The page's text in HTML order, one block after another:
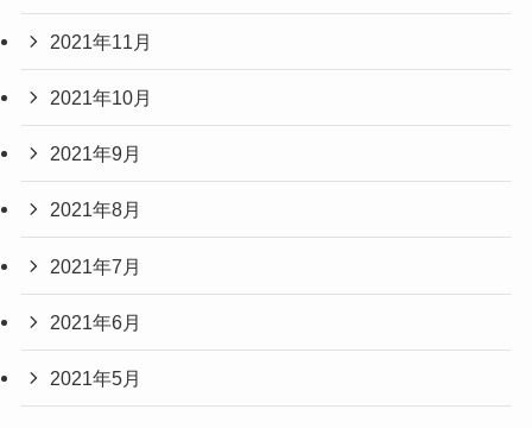
2021年11月
2021年10月
2021年9月
2021年8月
2021年7月
2021年6月
2021年5月